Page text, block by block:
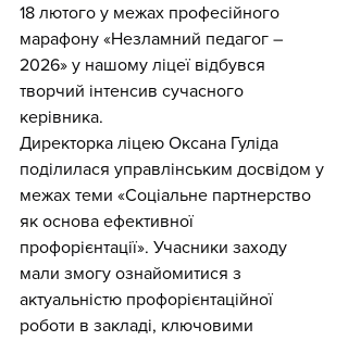
18 лютого у межах професійного
марафону «Незламний педагог –
2026» у нашому ліцеї відбувся
творчий інтенсив сучасного
керівника.
Директорка ліцею Оксана Гуліда
поділилася управлінським досвідом у
межах теми «Соціальне партнерство
як основа ефективної
профорієнтації». Учасники заходу
мали змогу ознайомитися з
актуальністю профорієнтаційної
роботи в закладі, ключовими